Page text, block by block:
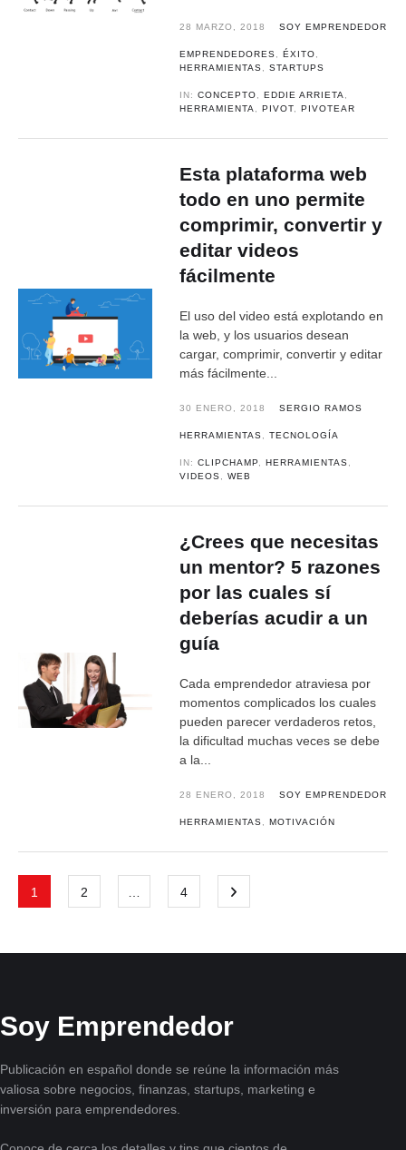
28 MARZO, 2018 SOY EMPRENDEDOR
EMPRENDEDORES ,ÉXITO
HERRAMIENTAS
,STARTUPS
IN:CONCEPTO ,EDDIE ARRIETA
HERRAMIENTA
,PIVOT ,PIVOTEAR
Esta plataforma web
todo en uno permite
comprimir, convertir y
editar videos
fácilmente
El uso del video está explotando en
la web, y los usuarios desean
cargar, comprimir, convertir y editar
más fácilmente...
30 ENERO, 2018 SERGIO RAMOS
HERRAMIENTAS ,TECNOLOGÍA
IN:CLIPCHAMP ,HERRAMIENTAS
VIDEOS
,WEB
¿Crees que necesitas
un mentor? 5 razones
por las cuales sí
deberías acudir a un
guía
Cada emprendedor atraviesa por
momentos complicados los cuales
pueden parecer verdaderos retos,
la dificultad muchas veces se debe
a la...
28 ENERO, 2018 SOY EMPRENDEDOR
HERRAMIENTAS ,MOTIVACIÓN
1 2 4
Soy Emprendedor
Publicación en español donde se reúne la información más
valiosa sobre negocios, finanzas, startups, marketing e
inversión para emprendedores.